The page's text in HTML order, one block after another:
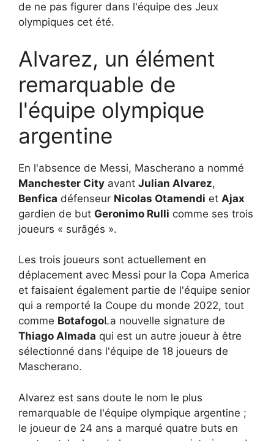
de ne pas figurer dans l'équipe des Jeux
olympiques cet été.
Alvarez, un élément
remarquable de
l'équipe olympique
argentine
En l'absence de Messi, Mascherano a nommé
Manchester City avant Julian Alvarez,
Benfica défenseur Nicolas Otamendi et Ajax
gardien de but Geronimo Rulli comme ses trois
joueurs « surâgés ».
Les trois joueurs sont actuellement en
déplacement avec Messi pour la Copa America
et faisaient également partie de l'équipe senior
qui a remporté la Coupe du monde 2022, tout
comme BotafogoLa nouvelle signature de
Thiago Almada qui est un autre joueur à être
sélectionné dans l'équipe de 18 joueurs de
Mascherano.
Alvarez est sans doute le nom le plus
remarquable de l'équipe olympique argentine ;
le joueur de 24 ans a marqué quatre buts en